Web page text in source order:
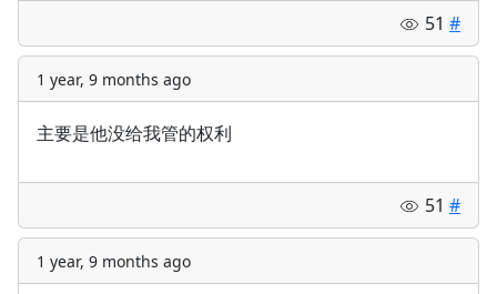
51 #
1 year, 9 months ago
主要是他没给我管的权利
51 #
1 year, 9 months ago